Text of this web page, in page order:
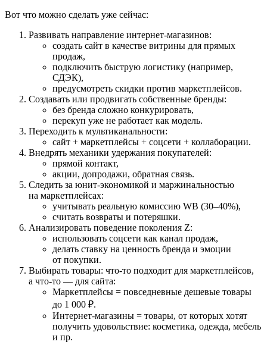
Вот что можно сделать уже сейчас:
Развивать направление интернет-магазинов:
создать сайт в качестве витрины для прямых
продаж,
подключить быструю логистику (например,
СДЭК),
предусмотреть скидки против маркетплейсов.
Создавать или продвигать собственные бренды:
без бренда сложно конкурировать,
перекуп уже не работает как модель.
Переходить к мультиканальности:
сайт + маркетплейсы + соцсети + коллаборации.
Внедрять механики удержания покупателей:
прямой контакт,
акции, допродажи, обратная связь.
Следить за юнит-экономикой и маржинальностью
на маркетплейсах:
учитывать реальную комиссию WB (30–40%),
считать возвраты и потеряшки.
Анализировать поведение поколения Z:
использовать соцсети как канал продаж,
делать ставку на ценность бренда и эмоции
от покупки.
Выбирать товары: что-то подходит для маркетплейсов,
а что-то — для сайта:
Маркетплейсы = повседневные дешевые товары
до 1 000 ₽.
Интернет-магазины = товары, от которых хотят
получить удовольствие: косметика, одежда, мебель
и пр.